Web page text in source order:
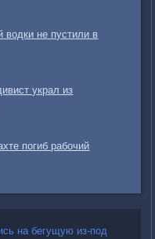
водки не пустили в
украл из
погиб рабочий
на бегущую из-под